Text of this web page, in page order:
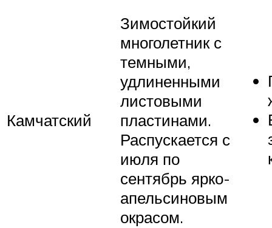
Камчатский
Зимостойкий
многолетник с
темными,
удлиненными
листовыми
пластинами.
Распускается с
июля по
сентябрь ярко-
апельсиновым
окрасом.